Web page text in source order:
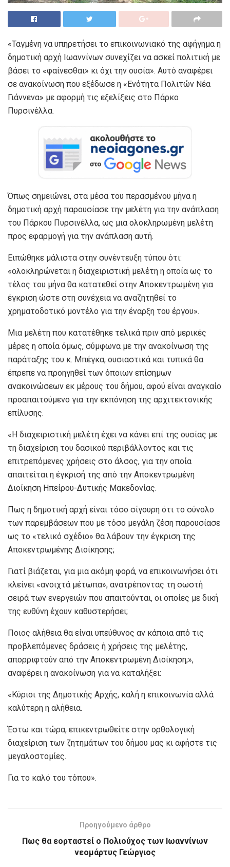
«Ταγμένη να υπηρετήσει το επικοινωνιακό της αφήγημα η
δημοτική αρχή Ιωαννίνων συνεχίζει να ασκεί πολιτική με
βάσει το «φαίνεσθαι» κι όχι την ουσία». Αυτό αναφέρει
σε ανακοίνωση που εξέδωσε η «Ενότητα Πολιτών Νέα
Γιάννενα» με αφορμή τις εξελίξεις στο Πάρκο
Πυρσινέλλα.
Όπως σημειώνει, στα μέσα του περασμένου μήνα η
δημοτική αρχή παρουσίασε την μελέτη για την ανάπλαση
του Πάρκου Πυρσινέλλα, ως μια ολοκληρωμένη μελέτη
προς εφαρμογή για την ανάπλαση αυτή.
Ειπώθηκε μάλιστα στην συνέντευξη τύπου ότι:
«ολοκληρώνεται η διαχειριστική μελέτη η οποία ως το
τέλος του μήνα θα κατατεθεί στην Αποκεντρωμένη για
έγκριση ώστε στη συνέχεια να αναζητηθεί το
χρηματοδοτικό μοντέλο για την έναρξη του έργου».
Μια μελέτη που κατατέθηκε τελικά πριν από μερικές
μέρες η οποία όμως, σύμφωνα με την ανακοίνωση της
παράταξης του κ. Μπέγκα, ουσιαστικά και τυπικά θα
έπρεπε να προηγηθεί των όποιων επίσημων
ανακοινώσεων εκ μέρους του δήμου, αφού είναι αναγκαίο
προαπαιτούμενο για την εκπόνηση της αρχιτεκτονικής
επίλυσης.
«Η διαχειριστική μελέτη έχει να κάνει επί της ουσίας με
τη διαχείριση του δασικού περιβάλλοντος και τις
επιτρεπόμενες χρήσεις στο άλσος, για την οποία
απαιτείται η έγκρισή της από την Αποκεντρωμένη
Διοίκηση Ηπείρου-Δυτικής Μακεδονίας.
Πως η δημοτική αρχή είναι τόσο σίγουρη ότι το σύνολο
των παρεμβάσεων που με τόσο μεγάλη ζέση παρουσίασε
ως το «τελικό σχέδιο» θα λάβουν την έγκριση της
Αποκεντρωμένης Διοίκησης;
Γιατί βιάζεται, για μια ακόμη φορά, να επικοινωνήσει ότι
κλείνει «ανοιχτά μέτωπα», ανατρέποντας τη σωστή
σειρά των ενεργειών που απαιτούνται, οι οποίες με δική
της ευθύνη έχουν καθυστερήσει;
Ποιος αλήθεια θα είναι υπεύθυνος αν κάποια από τις
προβλεπόμενες δράσεις ή χρήσεις της μελέτης,
απορριφτούν από την Αποκεντρωμένη Διοίκηση;»,
αναφέρει η ανακοίνωση για να καταλήξει:
«Κύριοι της Δημοτικής Αρχής, καλή η επικοινωνία αλλά
καλύτερη η αλήθεια.
Έστω και τώρα, επικεντρωθείτε στην ορθολογική
διαχείριση των ζητημάτων του δήμου μας κι αφήστε τις
μεγαλοστομίες.
Για το καλό του τόπου».
Προηγούμενο άρθρο
Πως θα εορταστεί ο Πολιούχος των Ιωαννίνων
νεομάρτυς Γεώργιος